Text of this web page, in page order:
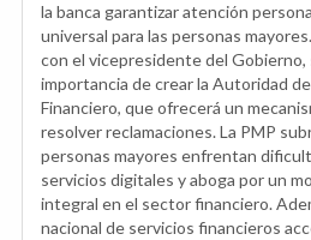
la banca garantizar atención
universal para las personas
con el vicepresidente del Gobierno,
importancia de crear la Autoridad
Financiero, que ofrecerá un
resolver reclamaciones. La PMP
personas mayores enfrentan
servicios digitales y aboga por un
integral en el sector financiero.
nacional de servicios financieros